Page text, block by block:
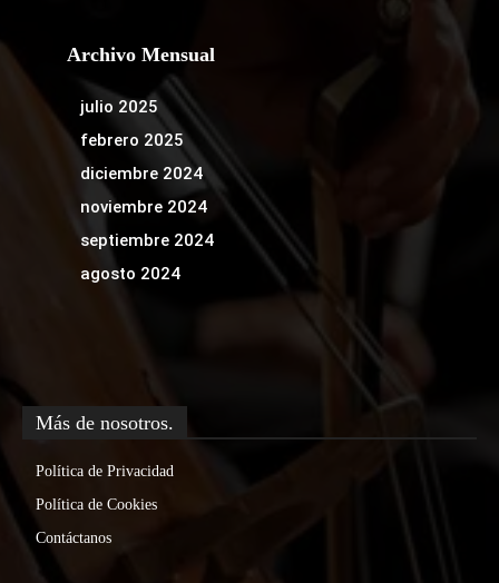
Archivo Mensual
julio 2025
febrero 2025
diciembre 2024
noviembre 2024
septiembre 2024
agosto 2024
Más de nosotros.
Política de Privacidad
Política de Cookies
Contáctanos